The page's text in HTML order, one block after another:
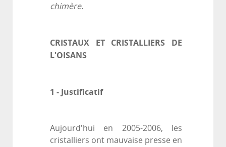
chimère.
CRISTAUX ET CRISTALLIERS DE
L'OISANS
1 - Justificatif
Aujourd'hui en 2005-2006, les
cristalliers ont mauvaise presse en